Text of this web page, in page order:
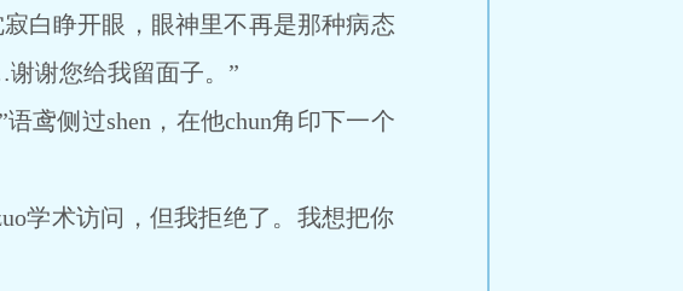
睁开眼，眼神里不再是那种病态
谢您给我留面子。”
侧过shen，在他chun角印下一个
学术访问，但我拒绝了。我想把你